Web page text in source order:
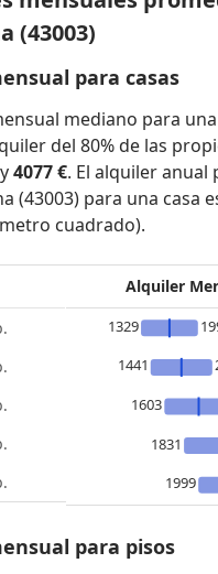
(43003)
para casas
mediano para
del 80% de las
y4077 €. El alquiler anual
(43003) para una casa
cuadrado).
Alquiler
1329
1441
1603
1831
1999
para pisos